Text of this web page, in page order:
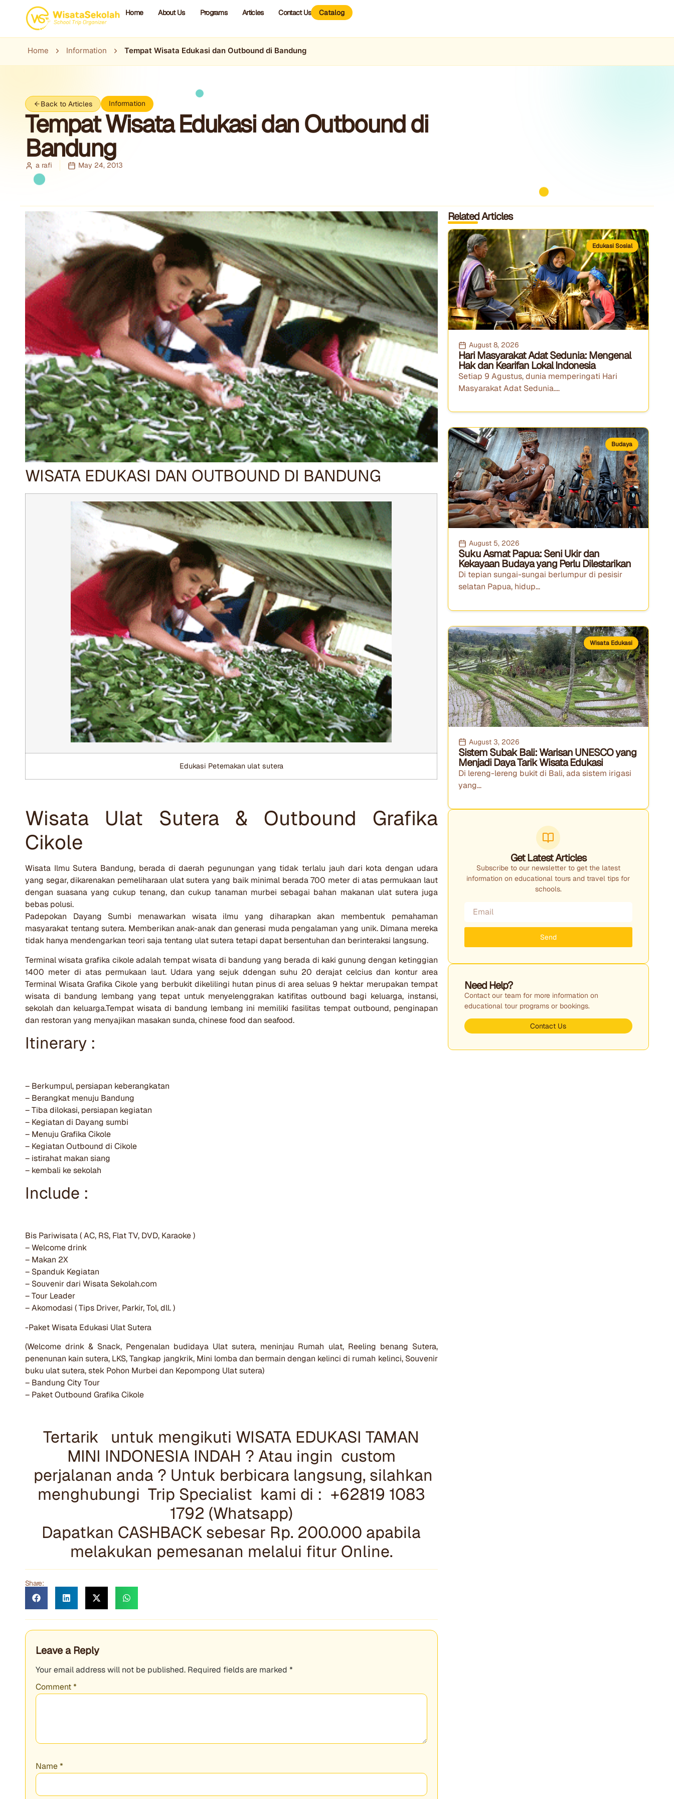
Home About Us Programs Articles Contact Us Catalog
Home Information Tempat Wisata Edukasi dan Outbound di Bandung
Back to Articles Information
Tempat Wisata Edukasi dan Outbound di
Bandung
a rafi May 24, 2013
WISATA EDUKASI DAN OUTBOUND DI BANDUNG
Edukasi Peternakan ulat sutera
Wisata Ulat Sutera & Outbound Grafika
Cikole
Wisata Ilmu Sutera Bandung, berada di daerah pegunungan yang tidak terlalu jauh dari kota dengan udara
yang segar, dikarenakan pemeliharaan ulat sutera yang baik minimal berada 700 meter di atas permukaan laut
dengan suasana yang cukup tenang, dan cukup tanaman murbei sebagai bahan makanan ulat sutera juga
bebas polusi.
Padepokan Dayang Sumbi menawarkan wisata ilmu yang diharapkan akan membentuk pemahaman
masyarakat tentang sutera. Memberikan anak-anak dan generasi muda pengalaman yang unik. Dimana mereka
tidak hanya mendengarkan teori saja tentang ulat sutera tetapi dapat bersentuhan dan berinteraksi langsung.
Terminal wisata grafika cikole adalah tempat wisata di bandung yang berada di kaki gunung dengan ketinggian
1400 meter di atas permukaan laut. Udara yang sejuk ddengan suhu 20 derajat celcius dan kontur area
Terminal Wisata Grafika Cikole yang berbukit dikelilingi hutan pinus di area seluas 9 hektar merupakan tempat
wisata di bandung lembang yang tepat untuk menyelenggrakan katifitas outbound bagi keluarga, instansi,
sekolah dan keluarga.Tempat wisata di bandung lembang ini memiliki fasilitas tempat outbound, penginapan
dan restoran yang menyajikan masakan sunda, chinese food dan seafood.
Itinerary :
– Berkumpul, persiapan keberangkatan
– Berangkat menuju Bandung
– Tiba dilokasi, persiapan kegiatan
– Kegiatan di Dayang sumbi
– Menuju Grafika Cikole
– Kegiatan Outbound di Cikole
– istirahat makan siang
– kembali ke sekolah
Include :
Bis Pariwisata ( AC, RS, Flat TV, DVD, Karaoke )
– Welcome drink
– Makan 2X
– Spanduk Kegiatan
– Souvenir dari Wisata Sekolah.com
– Tour Leader
– Akomodasi ( Tips Driver, Parkir, Tol, dll. )
-Paket Wisata Edukasi Ulat Sutera
(Welcome drink & Snack, Pengenalan budidaya Ulat sutera, meninjau Rumah ulat, Reeling benang Sutera,
penenunan kain sutera, LKS, Tangkap jangkrik, Mini lomba dan bermain dengan kelinci di rumah kelinci, Souvenir
buku ulat sutera, stek Pohon Murbei dan Kepompong Ulat sutera)
– Bandung City Tour
– Paket Outbound Grafika Cikole
Tertarik untuk mengikuti WISATA EDUKASI TAMAN
MINI INDONESIA INDAH ? Atau ingin custom
perjalanan anda ? Untuk berbicara langsung, silahkan
menghubungi Trip Specialist kami di : +62819 1083
1792 (Whatsapp)
Dapatkan CASHBACK sebesar Rp. 200.000 apabila
melakukan pemesanan melalui fitur Online.
Share:
Leave a Reply
Your email address will not be published. Required fields are marked *
Comment*
Name*
Related Articles
Edukasi Sosial
August 8, 2026
Hari Masyarakat Adat Sedunia: Mengenal
Hak dan Kearifan Lokal Indonesia
Setiap 9 Agustus, dunia memperingati Hari
Masyarakat Adat Sedunia....
Budaya
August 5, 2026
Suku Asmat Papua: Seni Ukir dan
Kekayaan Budaya yang Perlu Dilestarikan
Di tepian sungai-sungai berlumpur di pesisir
selatan Papua, hidup...
Wisata Edukasi
August 3, 2026
Sistem Subak Bali: Warisan UNESCO yang
Menjadi Daya Tarik Wisata Edukasi
Di lereng-lereng bukit di Bali, ada sistem irigasi
yang...
Get Latest Articles
Subscribe to our newsletter to get the latest
information on educational tours and travel tips for
schools.
Send
Need Help?
Contact our team for more information on
educational tour programs or bookings.
Contact Us